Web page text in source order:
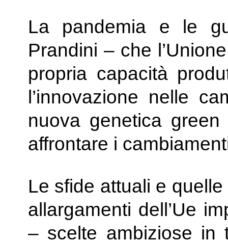
La pandemia e le
Prandini – che
propria capacità
l’innovazione nelle
nuova genetica
affrontare i
Le sfide attuali e
allargamenti dell’Ue
– scelte ambiziose in